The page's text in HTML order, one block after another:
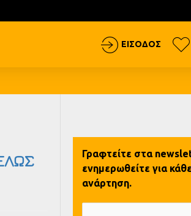
ΕΙΣΟΔΟΣ
Γραφτείτε στα
ενημερωθείτε για
ανάρτηση.